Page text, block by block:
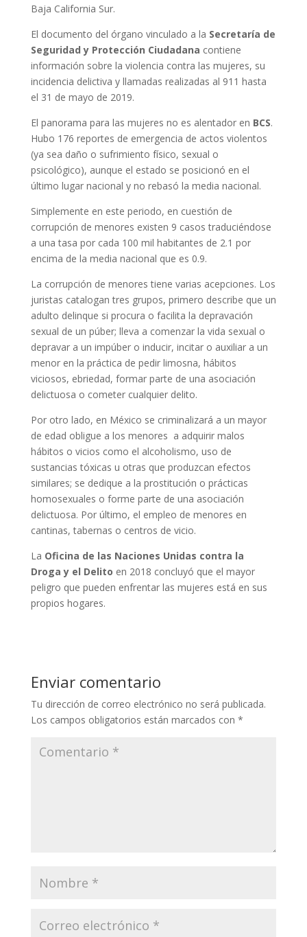
Baja California Sur.
El documento del órgano vinculado a la Secretaría de
Seguridad y Protección Ciudadana contiene
información sobre la violencia contra las mujeres, su
incidencia delictiva y llamadas realizadas al 911 hasta
el 31 de mayo de 2019.
El panorama para las mujeres no es alentador en BCS.
Hubo 176 reportes de emergencia de actos violentos
(ya sea daño o sufrimiento físico, sexual o
psicológico), aunque el estado se posicionó en el
último lugar nacional y no rebasó la media nacional.
Simplemente en este periodo, en cuestión de
corrupción de menores existen 9 casos traduciéndose
a una tasa por cada 100 mil habitantes de 2.1 por
encima de la media nacional que es 0.9.
La corrupción de menores tiene varias acepciones. Los
juristas catalogan tres grupos, primero describe que un
adulto delinque si procura o facilita la depravación
sexual de un púber; lleva a comenzar la vida sexual o
depravar a un impúber o inducir, incitar o auxiliar a un
menor en la práctica de pedir limosna, hábitos
viciosos, ebriedad, formar parte de una asociación
delictuosa o cometer cualquier delito.
Por otro lado, en México se criminalizará a un mayor
de edad obligue a los menores a adquirir malos
hábitos o vicios como el alcoholismo, uso de
sustancias tóxicas u otras que produzcan efectos
similares; se dedique a la prostitución o prácticas
homosexuales o forme parte de una asociación
delictuosa. Por último, el empleo de menores en
cantinas, tabernas o centros de vicio.
La Oficina de las Naciones Unidas contra la
Droga y el Delito en 2018 concluyó que el mayor
peligro que pueden enfrentar las mujeres está en sus
propios hogares.
Enviar comentario
Tu dirección de correo electrónico no será publicada.
Los campos obligatorios están marcados con *